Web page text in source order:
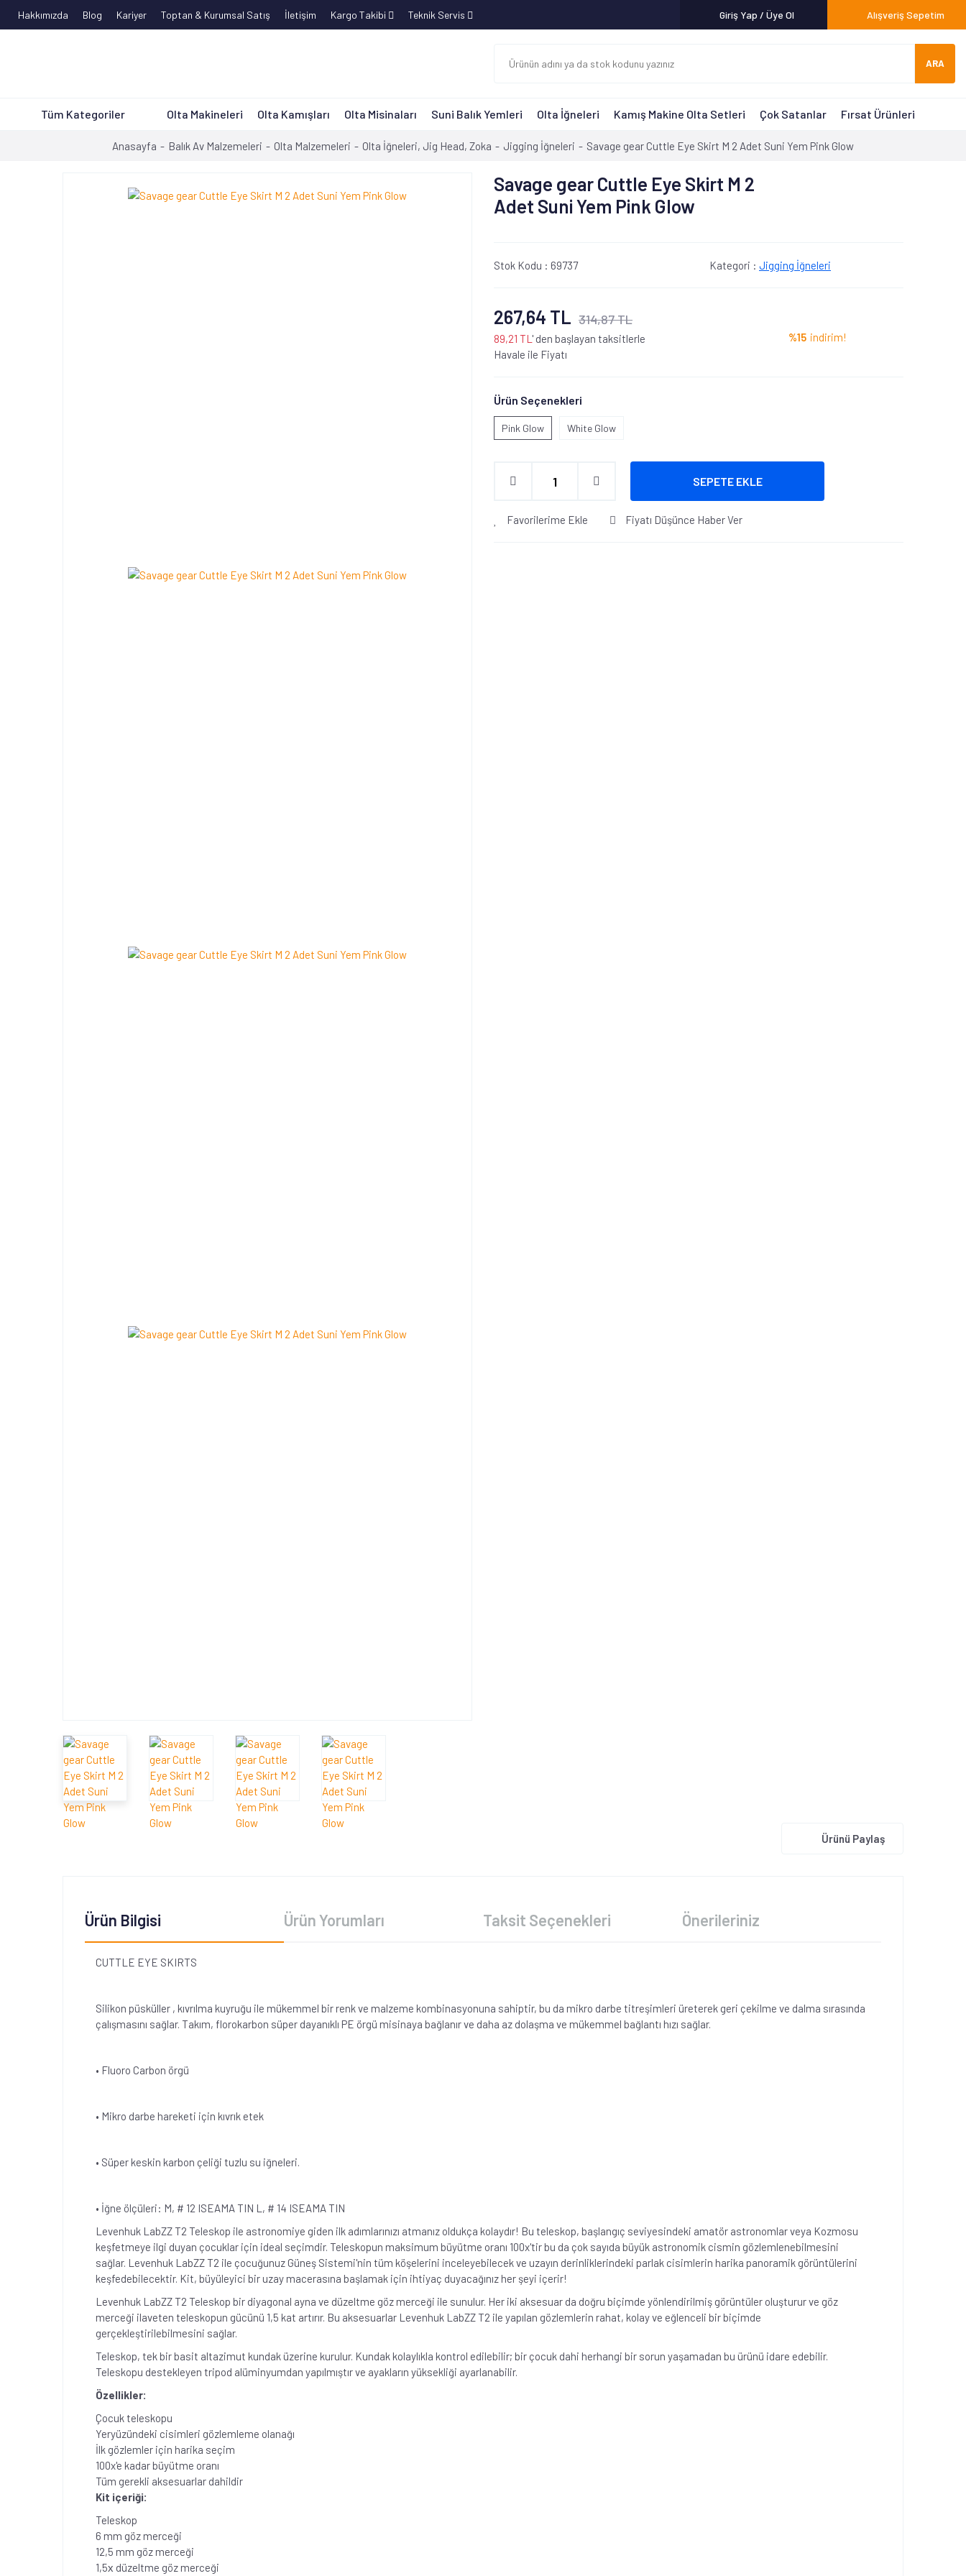
Hakkımızda Blog Kariyer Toptan & Kurumsal Satış İletişim Kargo Takibi Teknik Servis Giriş Yap / Üye Ol Alışveriş Sepetim
ARA
Tüm Kategoriler Olta Makineleri Olta Kamışları Olta Misinaları Suni Balık Yemleri Olta İğneleri Kamış Makine Olta Setleri Çok Satanlar Fırsat Ürünleri
Anasayfa Balık Av Malzemeleri Olta Malzemeleri Olta İğneleri, Jig Head, Zoka Jigging İğneleri Savage gear Cuttle Eye Skirt M 2 Adet Suni Yem Pink Glow
Savage gear Cuttle Eye Skirt M 2
Adet Suni Yem Pink Glow
Stok Kodu : 69737 Kategori : Jigging İğneleri
267,64 TL 314,87 TL
89,21 TL ' den başlayan taksitlerle %15 indirim!
Havale ile Fiyatı
Ürün Seçenekleri
Pink Glow White Glow
SEPETE EKLE
Favorilerime Ekle Fiyatı Düşünce Haber Ver
Ürünü Paylaş
Ürün Bilgisi
CUTTLE EYE SKIRTS
Silikon püsküller , kıvrılma kuyruğu ile mükemmel bir renk ve malzeme kombinasyonuna sahiptir, bu da mikro darbe titreşimleri üreterek geri çekilme ve dalma sırasında
çalışmasını sağlar. Takım, florokarbon süper dayanıklı PE örgü misinaya bağlanır ve daha az dolaşma ve mükemmel bağlantı hızı sağlar.
• Fluoro Carbon örgü
• Mikro darbe hareketi için kıvrık etek
• Süper keskin karbon çeliği tuzlu su iğneleri.
• İğne ölçüleri: M, # 12 ISEAMA TIN L, # 14 ISEAMA TIN
Levenhuk LabZZ T2 Teleskop ile astronomiye giden ilk adımlarınızı atmanız oldukça kolaydır! Bu teleskop, başlangıç seviyesindeki amatör astronomlar veya Kozmosu
keşfetmeye ilgi duyan çocuklar için ideal seçimdir. Teleskopun maksimum büyütme oranı 100x'tir bu da çok sayıda büyük astronomik cismin gözlemlenebilmesini
sağlar. Levenhuk LabZZ T2 ile çocuğunuz Güneş Sistemi'nin tüm köşelerini inceleyebilecek ve uzayın derinliklerindeki parlak cisimlerin harika panoramik görüntülerini
keşfedebilecektir. Kit, büyüleyici bir uzay macerasına başlamak için ihtiyaç duyacağınız her şeyi içerir!
Levenhuk LabZZ T2 Teleskop bir diyagonal ayna ve düzeltme göz merceği ile sunulur. Her iki aksesuar da doğru biçimde yönlendirilmiş görüntüler oluşturur ve göz
merceği ilaveten teleskopun gücünü 1,5 kat artırır. Bu aksesuarlar Levenhuk LabZZ T2 ile yapılan gözlemlerin rahat, kolay ve eğlenceli bir biçimde
gerçekleştirilebilmesini sağlar.
Teleskop, tek bir basit altazimut kundak üzerine kurulur. Kundak kolaylıkla kontrol edilebilir; bir çocuk dahi herhangi bir sorun yaşamadan bu ürünü idare edebilir.
Teleskopu destekleyen tripod alüminyumdan yapılmıştır ve ayakların yüksekliği ayarlanabilir.
Özellikler:
Çocuk teleskopu
Yeryüzündeki cisimleri gözlemleme olanağı
İlk gözlemler için harika seçim
100x'e kadar büyütme oranı
Tüm gerekli aksesuarlar dahildir
Kit içeriği:
Teleskop
6 mm göz merceği
12,5 mm göz merceği
1,5х düzeltme göz merceği
Ürün Yorumları Taksit Seçenekleri Önerileriniz